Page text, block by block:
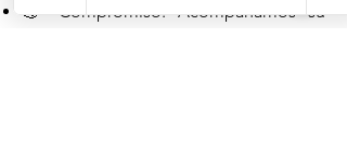
💪 Compromiso: Acompañamos su